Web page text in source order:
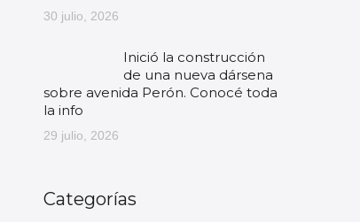
30 julio, 2026
Inició la construcción
de una nueva dársena
sobre avenida Perón. Conocé toda
la info
29 julio, 2026
Categorías